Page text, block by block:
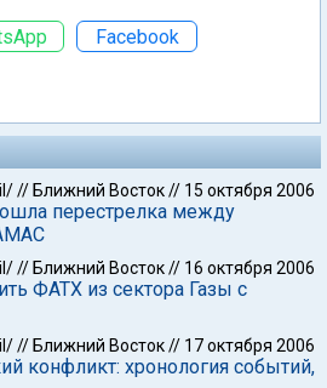
Facebook
// Ближний Восток// 15 октября 2006
перестрелка между
// Ближний Восток// 16 октября 2006
ФАТХ из сектора Газы с
// Ближний Восток// 17 октября 2006
конфликт: хронология событий,